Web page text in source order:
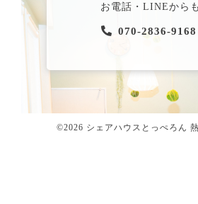
お電話・LINEから
070-2836-9168
©2026 シェアハウスとっぺろん